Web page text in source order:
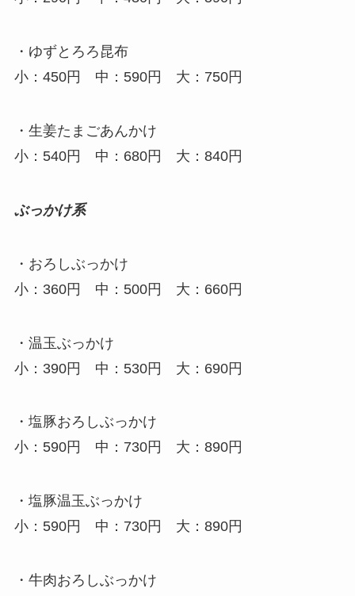
・ゆずとろろ昆布
小：450円 中：590円 大：750円
・生姜たまごあんかけ
小：540円 中：680円 大：840円
ぶっかけ系
・おろしぶっかけ
小：360円 中：500円 大：660円
・温玉ぶっかけ
小：390円 中：530円 大：690円
・塩豚おろしぶっかけ
小：590円 中：730円 大：890円
・塩豚温玉ぶっかけ
小：590円 中：730円 大：890円
・牛肉おろしぶっかけ